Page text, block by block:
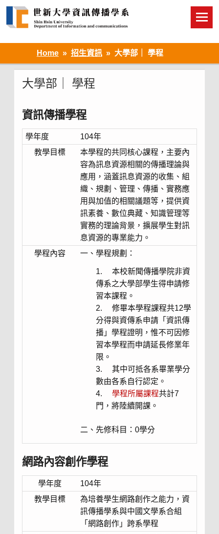
Home 招生資訊 大學部｜ 學程
大學部｜ 學程
資訊傳播學程
學年度
104年
教學目標
本學程的共同核心課程，主要內
容為訊息資源相關的傳播理論與
應用，涵蓋訊息資源的收集、組
織、規劃、管理、傳播、實務應
用與加值的相關議題等，提供資
訊素養、數位典藏、知識管理等
實務的理論背景，擴展學生對訊
息資源的專業能力。
學程內容
一、學程規劃：
本校新聞傳播學院非資
傳系之大學部學生得申請修
習本課程。
修畢本學程課程共12學
分得與資傳系申請「資訊傳
播」學程證明，惟不可因修
習本學程而申請延長修業年
限。
其中可抵各系畢業學分
數由各系自行認定。
學程所屬課程共計7
門，將陸續開課。
二、先修科目：0學分
網路內容創作學程
學年度
104年
教學目標
為培養學生網路創作之能力，資
訊傳播學系與中國文學系合組
「網路創作」跨系學程